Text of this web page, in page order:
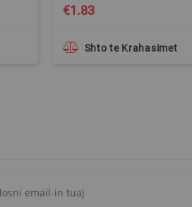
€1.83
Shto te Krahasimet